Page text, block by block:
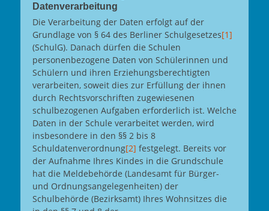
Datenverarbeitung
Die Verarbeitung der Daten erfolgt auf der
Grundlage von § 64 des Berliner Schulgesetzes[1]
(SchulG). Danach dürfen die Schulen
personenbezogene Daten von Schülerinnen und
Schülern und ihren Erziehungsberechtigten
verarbeiten, soweit dies zur Erfüllung der ihnen
durch Rechtsvorschriften zugewiesenen
schulbezogenen Aufgaben erforderlich ist. Welche
Daten in der Schule verarbeitet werden, wird
insbesondere in den §§ 2 bis 8
Schuldatenverordnung[2] festgelegt. Bereits vor
der Aufnahme Ihres Kindes in die Grundschule
hat die Meldebehörde (Landesamt für Bürger-
und Ordnungsangelegenheiten) der
Schulbehörde (Bezirksamt) Ihres Wohnsitzes die